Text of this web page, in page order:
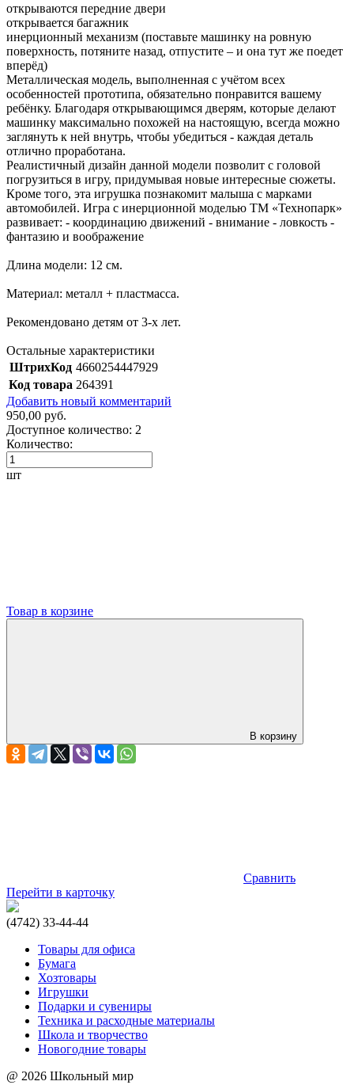
открываются передние двери
открывается багажник
инерционный механизм (поставьте машинку на ровную
поверхность, потяните назад, отпустите – и она тут же поедет
вперёд)
Металлическая модель, выполненная с учётом всех
особенностей прототипа, обязательно понравится вашему
ребёнку. Благодаря открывающимся дверям, которые делают
машинку максимально похожей на настоящую, всегда можно
заглянуть к ней внутрь, чтобы убедиться - каждая деталь
отлично проработана.
Реалистичный дизайн данной модели позволит с головой
погрузиться в игру, придумывая новые интересные сюжеты.
Кроме того, эта игрушка познакомит малыша с марками
автомобилей. Игра с инерционной моделью ТМ «Технопарк»
развивает: - координацию движений - внимание - ловкость -
фантазию и воображение
Длина модели: 12 см.
Материал: металл + пластмасса.
Рекомендовано детям от 3-х лет.
Остальные характеристики
ШтрихКод 4660254447929
Код товара 264391
Добавить новый комментарий
950,00 руб.
Доступное количество: 2
Количество:
шт
Товар в корзине
В корзину
Сравнить
Перейти в карточку
(4742) 33-44-44
Товары для офиса
Бумага
Хозтовары
Игрушки
Подарки и сувениры
Техника и расходные материалы
Школа и творчество
Новогодние товары
@ 2026 Школьный мир